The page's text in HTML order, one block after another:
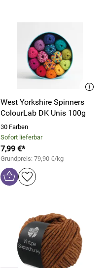
West Yorkshire Spinners
ColourLab DK Unis 100g
30 Farben
Sofort lieferbar
7,99 €*
Grundpreis: 79,90 €/kg